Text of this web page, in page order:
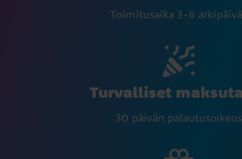
Toimitusaika 3-6
Turvalliset
30 päivän palautusoikeus